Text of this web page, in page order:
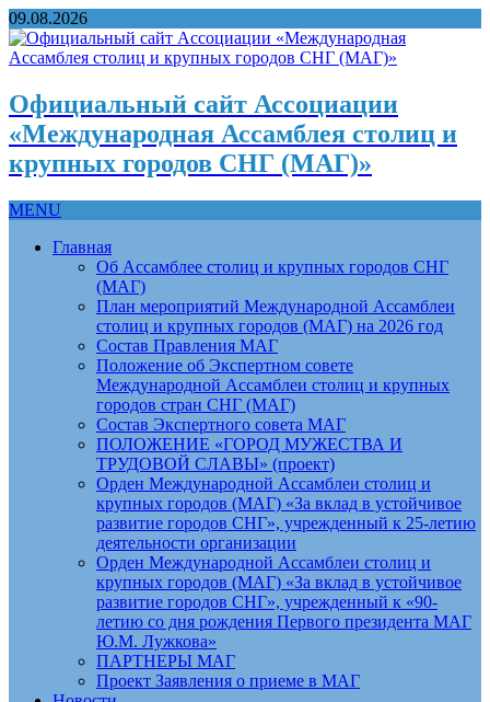
09.08.2026
Официальный сайт Ассоциации
«Международная Ассамблея столиц и
крупных городов СНГ (МАГ)»
MENU
Главная
Об Ассамблее столиц и крупных городов СНГ
(МАГ)
План мероприятий Международной Ассамблеи
столиц и крупных городов (МАГ) на 2026 год
Состав Правления МАГ
Положение об Экспертном совете
Международной Ассамблеи столиц и крупных
городов стран СНГ (МАГ)
Состав Экспертного совета МАГ
ПОЛОЖЕНИЕ «ГОРОД МУЖЕСТВА И
ТРУДОВОЙ СЛАВЫ» (проект)
Орден Международной Ассамблеи столиц и
крупных городов (МАГ) «За вклад в устойчивое
развитие городов СНГ», учрежденный к 25-летию
деятельности организации
Орден Международной Ассамблеи столиц и
крупных городов (МАГ) «За вклад в устойчивое
развитие городов СНГ», учрежденный к «90-
летию со дня рождения Первого президента МАГ
Ю.М. Лужкова»
ПАРТНЕРЫ МАГ
Проект Заявления о приеме в МАГ